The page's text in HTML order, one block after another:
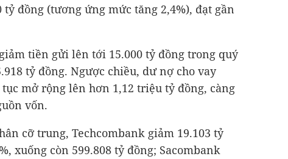
tỷ đồng (tương ứng mức tăng 2,4%), đạt gần
tiền gửi lên tới 15.000 tỷ đồng trong quý
tỷ đồng. Ngược chiều, dư nợ cho vay
mở rộng lên hơn 1,12 triệu tỷ đồng, càng
vốn.
cỡ trung, Techcombank giảm 19.103 tỷ
xuống còn 599.808 tỷ đồng; Sacombank